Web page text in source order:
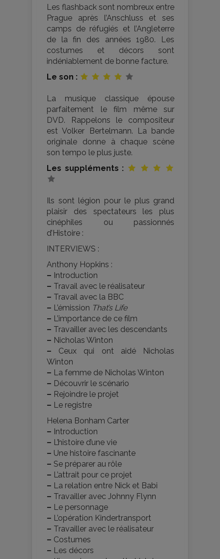
Les flashback sont nombreux entre
Prague après l’Anschluss et ses
camps de réfugiés et l’Angleterre
de la fin des années 1980. Les
costumes et décors sont
indéniablement de bonne facture.
Le son :
La musique classique épouse
parfaitement le film même sur
DVD. Rappelons le compositeur
est Volker Bertelmann. La bande
originale donne à chaque scène
son tempo le plus juste.
Les suppléments :
Ils sont légion pour le plus grand
plaisir des spectateurs les plus
cinéphiles ou passionnés
d’Histoire :
INTERVIEWS :
Anthony Hopkins :
– Introduction
– Travail avec le réalisateur
– Travail avec la BBC
– L’émission That’s Life
– L’importance de ce film
– Travailler avec les descendants
– Nicholas Winton
– Ceux qui ont aidé Nicholas
Winton
– La femme de Nicholas Winton
– Découvrir le scénario
– Rejoindre le projet
– Le registre
Helena Bonham Carter
– Introduction
– L’histoire d’une vie
– Une histoire fascinante
– Se préparer au rôle
– L’attrait pour ce projet
– La relation entre Nick et Babi
– Travailler avec Johnny Flynn
– Le personnage
– L’opération Kindertransport
– Travailler avec le réalisateur
– Costumes
– Les décors